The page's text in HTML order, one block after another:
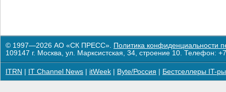
© 1997—2026 АО «СК ПРЕСС». Политика конфиденциальности
109147 г. Москва, ул. Марксистская, 34, строение 10. Телефон:
ITRN IT Channel News itWeek Byte/Россия Бестселлеры IT-